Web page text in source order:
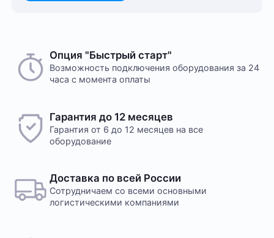
Опция "Быстрый старт"
Возможность подключения оборудования за 24
часа с момента оплаты
Гарантия до 12 месяцев
Гарантия от 6 до 12 месяцев на все
оборудование
Доставка по всей России
Сотрудничаем со всеми основными
логистическими компаниями